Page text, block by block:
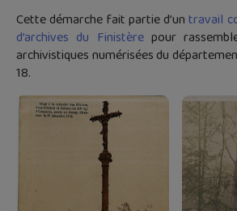
Cette démarche fait partie d’untravail
d’archives du Finistèrepour
archivistiques numérisées du
18.